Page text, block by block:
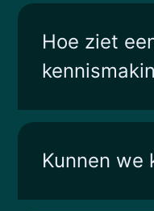
Hoe ziet
Kunnen we